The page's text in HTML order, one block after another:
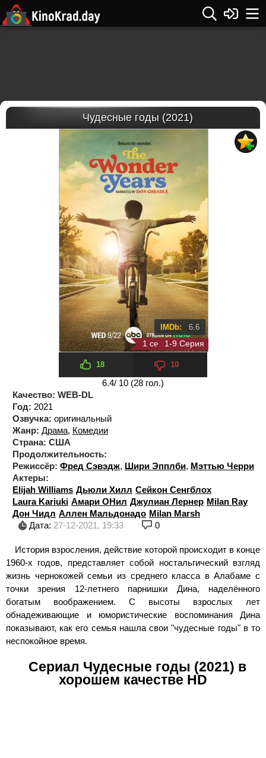
Чудесные годы (2021)
1 сезон 9 серия
1-9 Серия
IMDb: 6.6
18 10
6.4/ 10 (28 гол.)
Качество: WEB-DL
Год: 2021
Озвучка: оригинальный
Жанр: Драма, Комедии
Страна: США
Продолжительность:
Режиссёр: Фред Сэвэдж, Шири Эпплби, Мэттью Черри
Актеры:
Elijah Williams Дьюли Хилл Сейкон Сенгблох
Laura Kariuki Амари ОНил Джулиан Лернер Milan Ray
Дон Чидл Аллен Мальдонадо Milan Marsh
Дата: 27-12-2021, 19:33 0
История взросления, действие которой происходит в конце
1960-х годов, представляет собой ностальгический взгляд
жизнь чернокожей семьи из среднего класса в Алабаме с
точки зрения 12-летнего парнишки Дина, наделённого
богатым воображением. С высоты взрослых лет
обнадеживающие и юмористические воспоминания Дина
показывают, как его семья нашла свои "чудесные годы" в то
неспокойное время.
Сериал Чудесные годы (2021) в
хорошем качестве HD